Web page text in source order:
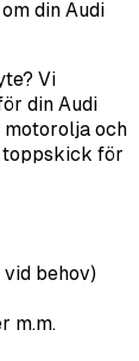
din Audi
Vi
din Audi
motorolja och
för
behov)
m.m.